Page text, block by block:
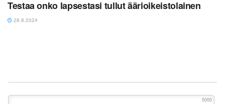
Testaa onko lapsestasi tullut äärioikeistolainen
28.8.2024
5000